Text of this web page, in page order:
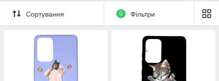
Сортування 0 Фільтри